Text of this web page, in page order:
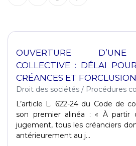
OUVERTURE D’UNE
COLLECTIVE : DÉLAI
CRÉANCES ET FORCLUSION
Droit des sociétés / Procédures
L’article L. 622-24 du Code de
son premier alinéa : « À partir
jugement, tous les créanciers
antérieurement au j...